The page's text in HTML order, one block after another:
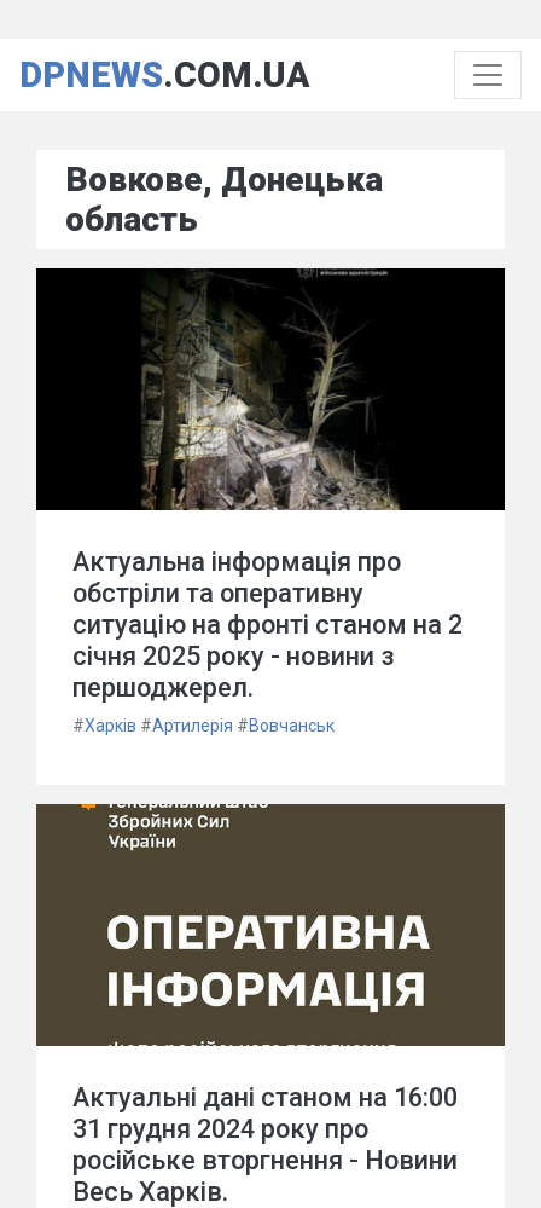
DPNEWS.COM.UA
Вовкове, Донецька
область
Актуальна інформація про
обстріли та оперативну
ситуацію на фронті станом на 2
січня 2025 року - новини з
першоджерел.
#Харків #Артилерія #Вовчанськ
Актуальні дані станом на 16:00
31 грудня 2024 року про
російське вторгнення - Новини
Весь Харків.